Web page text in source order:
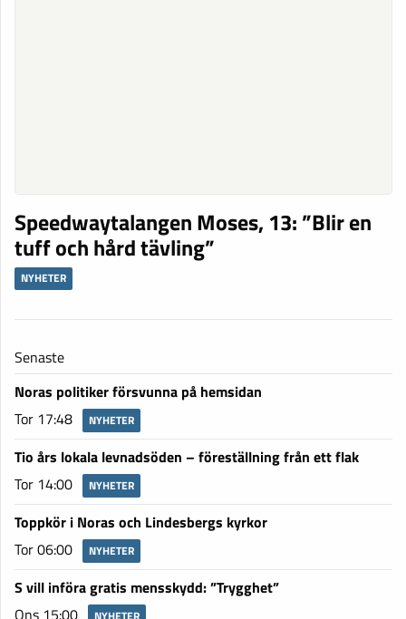
Speedwaytalangen Moses, 13: ”Blir en
tuff och hård tävling”
NYHETER
Senaste
Noras politiker försvunna på hemsidan
Tor 17:48
NYHETER
Tio års lokala levnadsöden – föreställning från ett flak
Tor 14:00
NYHETER
Toppkör i Noras och Lindesbergs kyrkor
Tor 06:00
NYHETER
S vill införa gratis mensskydd: ”Trygghet”
Ons 15:00